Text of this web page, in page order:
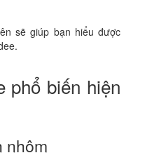
sẽ giúp bạn hiểu được
phổ biến hiện
nhôm